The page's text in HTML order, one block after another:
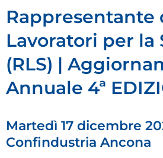
Rappresentante
Lavoratori per la
(RLS) |
Annuale 4ª
Martedì 17 dicembre
Confindustria Ancona